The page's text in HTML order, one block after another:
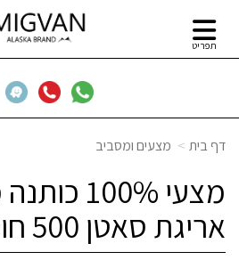
תפריט
דף בית מצעים ומסביב
מצעי
אריגת סאטן 500 חוט - מנטה